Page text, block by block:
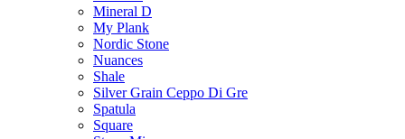
Mineral D
My Plank
Nordic Stone
Nuances
Shale
Silver Grain Ceppo Di Gre
Spatula
Square